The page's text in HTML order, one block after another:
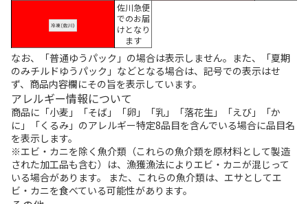
佐川急便
でのお届
けとなり
ます
なお、「普通ゆうパック」の場合は表示しません。また、「夏期
のみチルドゆうパック」などとなる場合は、記号での表示はせ
ず、商品内容欄にその旨を表示しています。
アレルギー情報について
商品に「小麦」「そば」「卵」「乳」「落花生」「えび」「か
に」「くるみ」のアレルギー特定8品目を含んでいる場合に品目名
を表示します。
※エビ・カニを除く魚介類（これらの魚介類を原材料として製造
された加工品も含む）は、漁獲漁法によりエビ・カニが混じって
いる場合があります。 また、これらの魚介類は、エサとしてエ
ビ・カニを食べている可能性があります。